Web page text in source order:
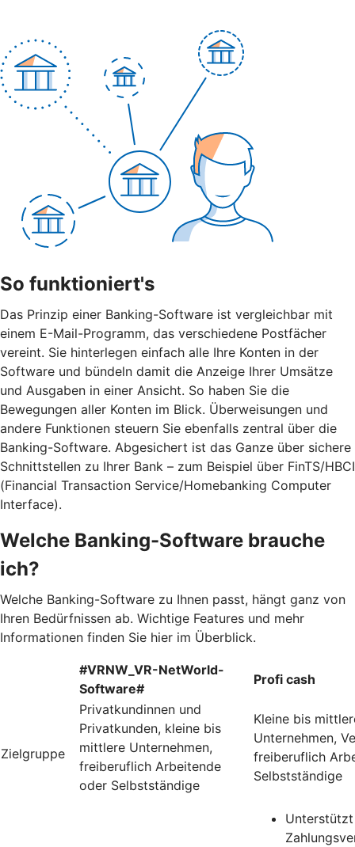
So funktioniert's
Das Prinzip einer Banking-Software ist vergleichbar mit
einem E-Mail-Programm, das verschiedene Postfächer
vereint. Sie hinterlegen einfach alle Ihre Konten in der
Software und bündeln damit die Anzeige Ihrer Umsätze
und Ausgaben in einer Ansicht. So haben Sie die
Bewegungen aller Konten im Blick. Überweisungen und
andere Funktionen steuern Sie ebenfalls zentral über die
Banking-Software. Abgesichert ist das Ganze über sichere
Schnittstellen zu Ihrer Bank – zum Beispiel über FinTS/HBCI
(Financial Transaction Service/Homebanking Computer
Interface).
Welche Banking-Software brauche
ich?
Welche Banking-Software zu Ihnen passt, hängt ganz von
Ihren Bedürfnissen ab. Wichtige Features und mehr
Informationen finden Sie hier im Überblick.
#VRNW_VR-NetWorld-
Software#
Profi cash
Zielgruppe
Privatkundinnen und
Privatkunden, kleine bis
mittlere Unternehmen,
freiberuflich Arbeitende
oder Selbstständige
Kleine bis
Unternehmen,
freiberuflich
Selbstständige
Unterstützt